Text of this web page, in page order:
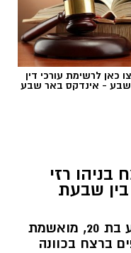
כאן לרשימת עורכי דין
- אינדקס באר שבע
רזי
שבעת
שילת חוטה, תושבת באר שבע בת 20, מואשמת
ברצח בכוונה